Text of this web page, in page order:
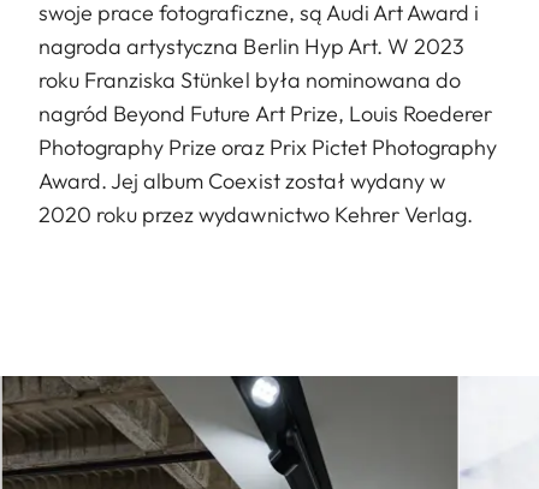
swoje prace fotograficzne, są Audi Art Award i
nagroda artystyczna Berlin Hyp Art. W 2023
roku Franziska Stünkel była nominowana do
nagród Beyond Future Art Prize, Louis Roederer
Photography Prize oraz Prix Pictet Photography
Award. Jej album Coexist został wydany w
2020 roku przez wydawnictwo Kehrer Verlag.